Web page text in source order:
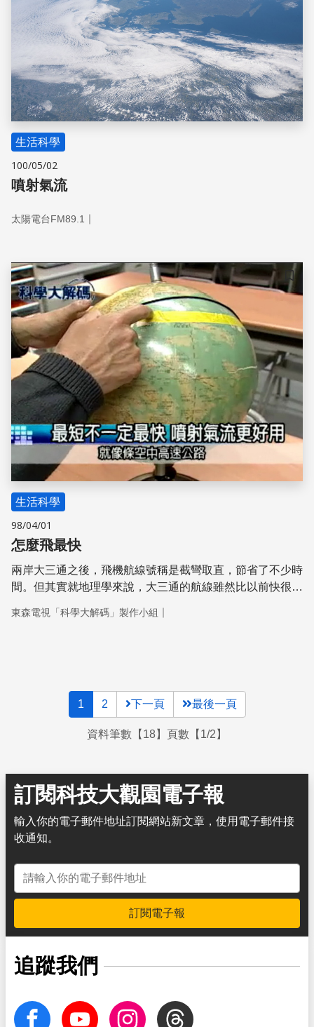
生活科學
100/05/02
噴射氣流
太陽電台FM89.1 ｜
儲存
生活科學
98/04/01
怎麼飛最快
兩岸大三通之後，飛機航線號稱是截彎取直，節省了不少時
間。但其實就地理學來說，大三通的航線雖然比以前快很
什麼準則或影響因素呢？請看今天的科學大解碼。
東森電視「科學大解碼」製作小組 ｜
1 2 下一頁 最後一頁
資料筆數【18】頁數【1/2】
訂閱科技大觀園電子報
輸入你的電子郵件地址訂閱網站新文章，使用電子郵件接
收通知。
電子郵件地址
訂閱電子報
追蹤我們
facebook Youtube InstagramThreads